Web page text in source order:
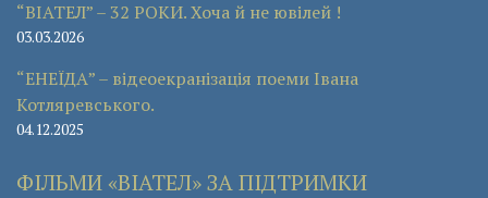
“ВІАТЕЛ” – 32 РОКИ. Хоча й не ювілей !
03.03.2026
“ЕНЕЇДА” – відеоекранізація поеми Івана
Котляревського.
04.12.2025
ФІЛЬМИ «ВІАТЕЛ» ЗА ПІДТРИМКИ